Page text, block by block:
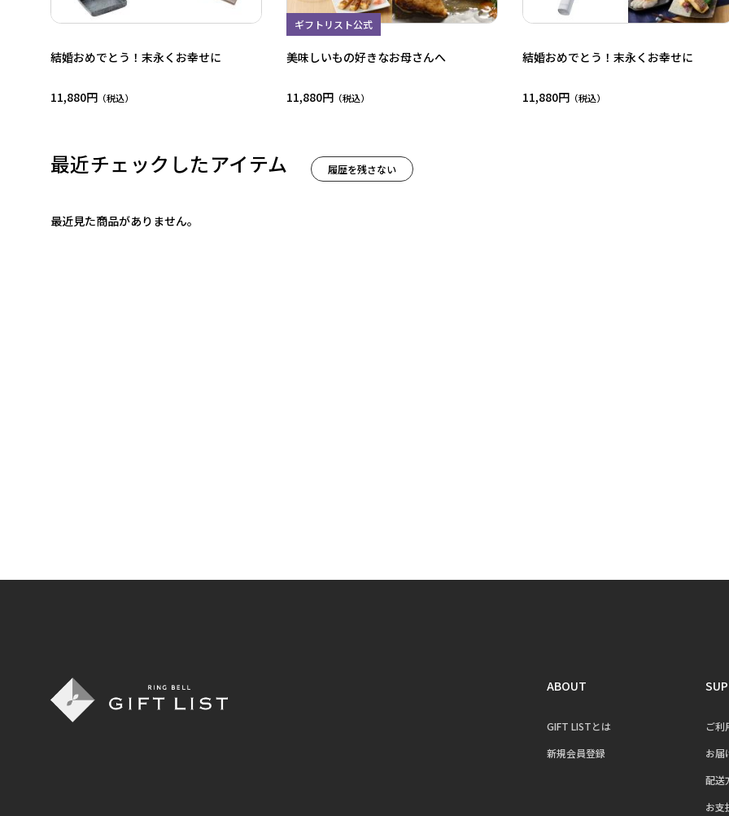
結婚おめでとう！末永くお幸せに
11,880円
ギフトリスト公式
美味しいもの好きなお母さんへ
11,880円
結婚おめでとう！末永くお幸せに
11,880円
最近チェックしたアイテム
最近見た商品がありません。
履歴を残さない
ABOUT
GIFT LISTとは
新規会員登録
ご利
お届
配送
お支